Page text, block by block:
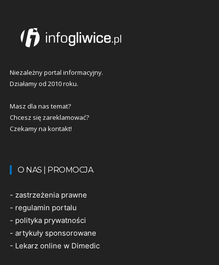
Niezależny portal informacyjny.
Działamy od 2010 roku.
Masz dla nas temat?
Chcesz się zareklamować?
Czekamy na kontakt!
O NAS | PROMOCJA
- zastrzeżenia prawne
- regulamin portalu
- polityka prywatności
- artykuły sponsorowane
- Lekarz online w Dimedic